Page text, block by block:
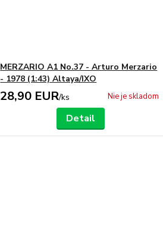
MERZARIO A1 No.37 - Arturo Merzario
- 1978 (1:43) Altaya/IXO
28,90 EUR/ks Nie je skladom
Detail